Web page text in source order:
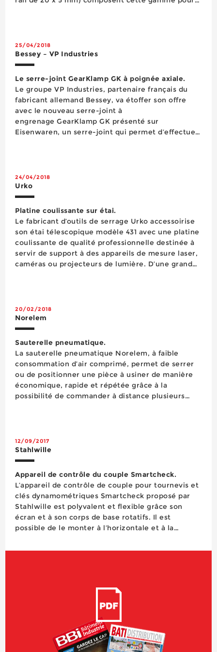
25/04/2018
Bessey – VP Industries
Le serre-joint GearKlamp GK à poignée axiale.
Le groupe VP Industries, partenaire français du
fabricant allemand Bessey, va étoffer son offre
avec le nouveau serre-joint à
engrenage GearKlamp GK présenté sur
Eisenwaren, un serre-joint qui permet d’effectuer
24/04/2018
Urko
Platine coulissante sur étai.
Le fabricant d’outils de serrage Urko accessoirise
son étai télescopique modèle 431 avec une platine
coulissante de qualité professionnelle destinée à
servir de support à des appareils de mesure laser,
caméras ou projecteurs de lumière. D’une grande
20/02/2018
Norelem
Sauterelle pneumatique.
La sauterelle pneumatique Norelem, à faible
consommation d’air comprimé, permet de serrer
ou de positionner une pièce à usiner de manière
économique, rapide et répétée grâce à la
possibilité de commander à distance plusieurs
12/09/2017
Stahlwille
Appareil de contrôle du couple Smartcheck.
L’appareil de contrôle de couple pour tournevis et
clés dynamométriques Smartcheck proposé par
Stahlwille est polyvalent et flexible grâce son
écran et à son corps de base rotatifs. Il est
possible de le monter à l’horizontale et à la
étanches aux projections d’eau et le bo&ic...